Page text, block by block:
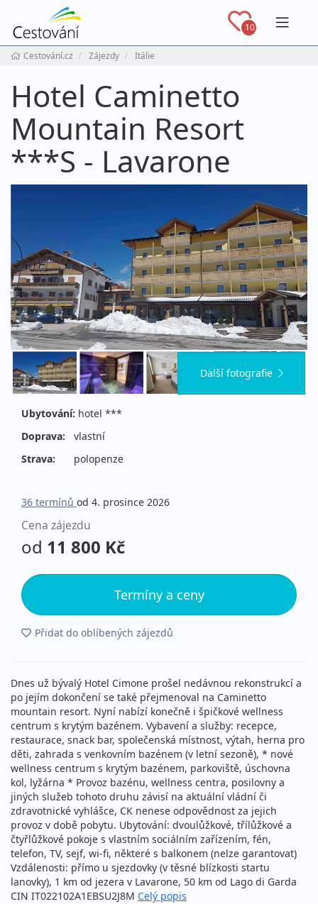
10
Cestování.cz Zájezdy Itálie
Hotel Caminetto
Mountain Resort
***S - Lavarone
Další fotografie
Ubytování: hotel ***
Doprava:
vlastní
Strava:
polopenze
36 termínů od 4. prosince 2026
Cena zájezdu
od 11 800 Kč
Termíny a ceny
Přidat do oblíbených zájezdů
Dnes už bývalý Hotel Cimone prošel nedávnou rekonstrukcí a
po jejím dokončení se také přejmenoval na Caminetto
mountain resort. Nyní nabízí konečně i špičkové wellness
centrum s krytým bazénem. Vybavení a služby: recepce,
restaurace, snack bar, společenská místnost, výtah, herna pro
děti, zahrada s venkovním bazénem (v letní sezoně), * nové
wellness centrum s krytým bazénem, parkoviště, úschovna
kol, lyžárna * Provoz bazénu, wellness centra, posilovny a
jiných služeb tohoto druhu závisí na aktuální vládní či
zdravotnické vyhlášce, CK nenese odpovědnost za jejich
provoz v době pobytu. Ubytování: dvoulůžkové, třílůžkové a
čtyřlůžkové pokoje s vlastním sociálním zařízením, fén,
telefon, TV, sejf, wi-fi, některé s balkonem (nelze garantovat)
Vzdálenosti: přímo u sjezdovky (v těsné blízkosti startu
lanovky), 1 km od jezera v Lavarone, 50 km od Lago di Garda
CIN IT022102A1EBSU2J8M Celý popis